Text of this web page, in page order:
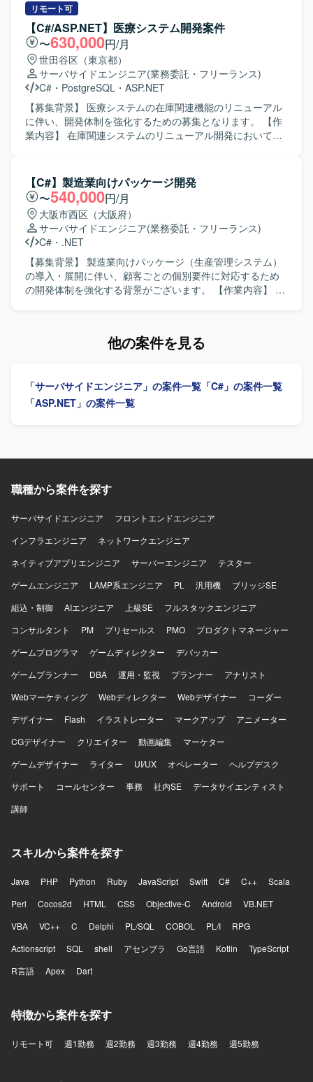
ただけます。 【開発環境】 開発言語としてC#.net、
ASP.netが利用されております。
リースまで一連の工程をお任せいたします。既存機能の改
修や不具合対応に加え、業務要望に基づく機能追加なども
行っていただきます。 【求める人物像】 システムの現状を
理解しながら、関係者と円滑にコミュニケーションを取
り、自発的に改善提案や課題解決に取り組んでいただける
方を求めております。既存システムの保守・改善業務に対
して粘り強く取り組める方にマッチする環境です。 【ポジ
ションの魅力】 基幹となる販売管理システムに長期的に関
わることで、業務知識と技術スキルの両面を深めていただ
けます。要件確認からリリースまで一貫して携わることが
言語を用いた販売管理システムの開発・保守環境となりま
す。
リモート可
【C#/ASP.NET】医療システム開発案件
〜630,000円/月
世田谷区（東京都）
サーバサイドエンジニア(業務委託・フリーランス)
C# ・ PostgreSQL ・ ASP.NET
【募集背景】 医療システムの在庫関連機能のリニューアル
に伴い、開発体制を強化するための募集となります。 【作
業内容】 在庫関連システムのリニューアル開発において、
映、実装、単体・結合テスト、関連ドキュメントの作成な
どを行っていただきます。 【求める人物像】 医療業界特有
の業務やルールを理解しようとする姿勢があり、ドキュメ
ントを丁寧に作成できる方を求めております。チームメン
バーと積極的にコミュニケーションを取りながら、設計意
図を共有しつつ開発を進められる方が望ましいです。 【ポ
ジションの魅力】 医療分野における在庫管理という社会的
意義の高い領域に携わることができ、長期的な継続開発を
通じて業務知識と技術力の双方を高めていただけます。基
リケーション開発環境を想定しております。データベース
【C#】製造業向けパッケージ開発
〜540,000円/月
大阪市西区（大阪府）
サーバサイドエンジニア(業務委託・フリーランス)
C# ・ .NET
【募集背景】 製造業向けパッケージ（生産管理システム）
の導入・展開に伴い、顧客ごとの個別要件に対応するため
の開発体制を強化する背景がございます。 【作業内容】 製
踏まえた機能追加や改修対応を行いながら、既存機能との
ニケーションを取りながら開発を進めていただける方を求
めております。 要件や仕様の変化にも柔軟に対応し、品質
対応する開発経験を積むことができます。 パッケージ製品
ルを高めることができる環境です。 【開発環境】 C#を中心
とした環境で、生産管理系パッケージのアドオン開発を行
っていただきます。
他の案件を見る
「サーバサイドエンジニア」の案件一覧 「C#」の案件一覧
「ASP.NET」の案件一覧
職種から案件を探す
サーバサイドエンジニア
フロントエンドエンジニア
インフラエンジニア
ネットワークエンジニア
ネイティブアプリエンジニア
サーバーエンジニア
テスター
ゲームエンジニア
LAMP系エンジニア PL 汎用機
ブリッジSE
組込・制御
AIエンジニア 上級SE
フルスタックエンジニア
コンサルタント
PM プリセールス PMO
プロダクトマネージャー
ゲームプログラマ
ゲームディレクター
デバッカー
ゲームプランナー
DBA 運用・監視 プランナー
アナリスト
Webマーケティング
Webディレクター Webデザイナー
コーダー
デザイナー
Flash イラストレーター マークアップ
アニメーター
CGデザイナー
クリエイター 動画編集
マーケター
ゲームデザイナー
ライター UI/UX オペレーター
ヘルプデスク
サポート
コールセンター 事務 社内SE
データサイエンティスト
講師
スキルから案件を探す
Java PHP Python Ruby JavaScript Swift C# C++
Scala
Perl
Cocos2d HTML CSS Objective-C Android
VB.NET
VBA
VC++ C Delphi PL/SQL COBOL PL/I
RPG
Actionscript
SQL shell アセンブラ Go言語 Kotlin
TypeScript
R言語
Apex Dart
特徴から案件を探す
リモート可 週1勤務 週2勤務 週3勤務 週4勤務 週5勤務